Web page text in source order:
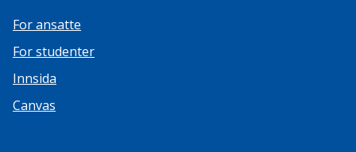
For ansatte
For studenter
Innsida
Canvas